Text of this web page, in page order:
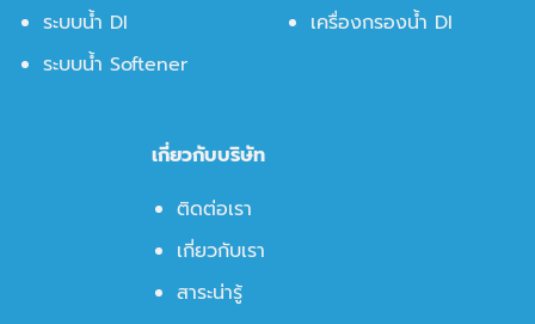
ระบบน้ำ DI
ระบบน้ำ Softener
เครื่องกรองน้ำ DI
เกี่ยวกับบริษัท
ติดต่อเรา
เกี่ยวกับเรา
สาระน่ารู้